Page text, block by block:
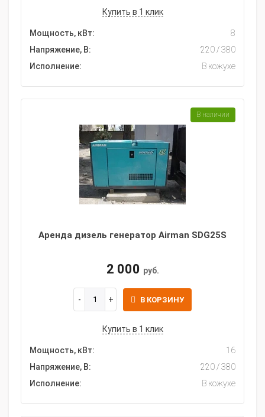
Купить в 1 клик
Мощность, кВт:
8
Напряжение, В:
220 / 380
Исполнение:
В кожухе
Аренда дизель генератор Airman SDG25S
2 000 руб.
В КОРЗИНУ
Купить в 1 клик
Мощность, кВт:
16
Напряжение, В:
220 / 380
Исполнение:
В кожухе
В наличии